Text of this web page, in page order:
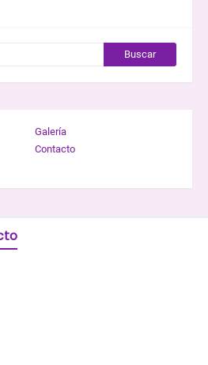
Galería
Contacto